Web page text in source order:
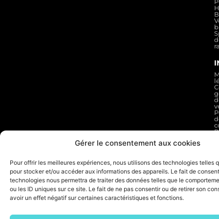
Gérer le consentement aux cookies
Pour offrir les meilleures expériences, nous utilisons des technologies telles
pour stocker et/ou accéder aux informations des appareils. Le fait de
technologies nous permettra de traiter des données telles que le
ou les ID uniques sur ce site. Le fait de ne pas consentir ou de retirer son
avoir un effet négatif sur certaines caractéristiques et fonctions.
:
© 2026 ELDERA